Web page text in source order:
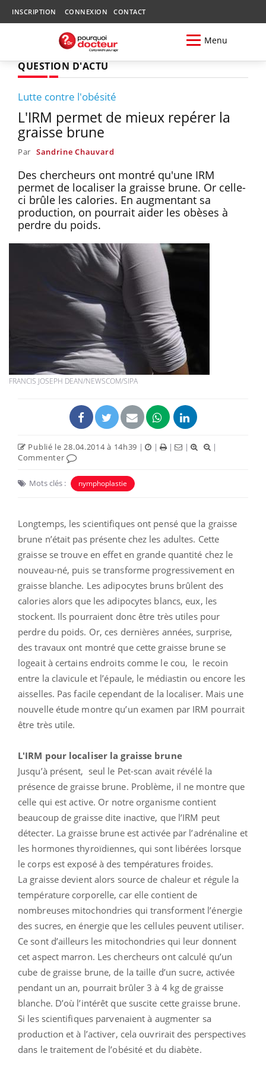
INSCRIPTION CONNEXION CONTACT
Menu
QUESTION D'ACTU
Lutte contre l'obésité
L'IRM permet de mieux repérer la
graisse brune
Par Sandrine Chauvard
Des chercheurs ont montré qu'une IRM
permet de localiser la graisse brune. Or celle-
ci brûle les calories. En augmentant sa
production, on pourrait aider les obèses à
perdre du poids.
FRANCIS JOSEPH DEAN/NEWSCOM/SIPA
Publié le 28.04.2014 à 14h39 | | | |
|
Commenter
Mots clés : nymphoplastie
Longtemps, les scientifiques ont pensé que la graisse
brune n’était pas présente chez les adultes. Cette
graisse se trouve en effet en grande quantité chez le
nouveau-né, puis se transforme progressivement en
graisse blanche. Les adipocytes bruns brûlent des
calories alors que les adipocytes blancs, eux, les
stockent. Ils pourraient donc être très utiles pour
perdre du poids. Or, ces dernières années, surprise,
des travaux ont montré que cette graisse brune se
logeait à certains endroits comme le cou, le recoin
entre la clavicule et l’épaule, le médiastin ou encore les
aisselles. Pas facile cependant de la localiser. Mais une
nouvelle étude montre qu’un examen par IRM pourrait
être très utile.
L'IRM pour localiser la graisse brune
Jusqu’à présent, seul le Pet-scan avait révélé la
présence de graisse brune. Problème, il ne montre que
celle qui est active. Or notre organisme contient
beaucoup de graisse dite inactive, que l’IRM peut
détecter. La graisse brune est activée par l’adrénaline et
les hormones thyroïdiennes, qui sont libérées lorsque
le corps est exposé à des températures froides.
La graisse devient alors source de chaleur et régule la
température corporelle, car elle contient de
nombreuses mitochondries qui transforment l’énergie
des sucres, en énergie que les cellules peuvent utiliser.
Ce sont d’ailleurs les mitochondries qui leur donnent
cet aspect marron. Les chercheurs ont calculé qu’un
cube de graisse brune, de la taille d’un sucre, activée
pendant un an, pourrait brûler 3 à 4 kg de graisse
blanche. D’où l’intérêt que suscite cette graisse brune.
Si les scientifiques parvenaient à augmenter sa
production et à l’activer, cela ouvrirait des perspectives
dans le traitement de l’obésité et du diabète.